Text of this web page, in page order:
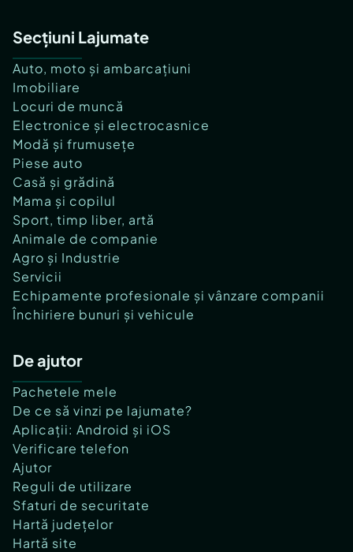
Secțiuni Lajumate
Auto, moto și ambarcațiuni
Imobiliare
Locuri de muncă
Electronice și electrocasnice
Modă și frumusețe
Piese auto
Casă și grădină
Mama și copilul
Sport, timp liber, artă
Animale de companie
Agro și Industrie
Servicii
Echipamente profesionale și vânzare companii
Închiriere bunuri și vehicule
De ajutor
Pachetele mele
De ce să vinzi pe lajumate?
Aplicații: Android și iOS
Verificare telefon
Ajutor
Reguli de utilizare
Sfaturi de securitate
Hartă județelor
Hartă site